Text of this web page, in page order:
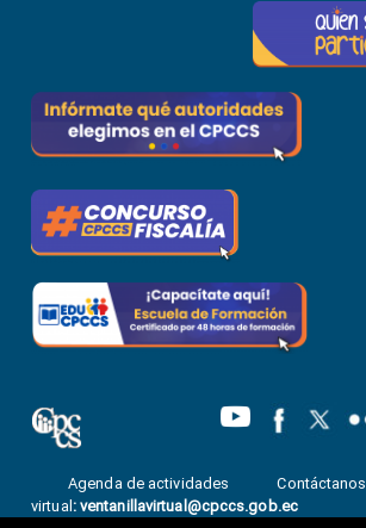
Agenda de actividades Contáctanos
virtual : ventanillavirtual@cpccs.gob.ec